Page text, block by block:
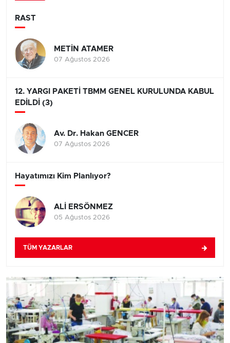
RAST
METİN ATAMER
07 Ağustos 2026
12. YARGI PAKETİ TBMM GENEL KURULUNDA KABUL
EDİLDİ (3)
Av. Dr. Hakan GENCER
07 Ağustos 2026
Hayatımızı Kim Planlıyor?
ALİ ERSÖNMEZ
05 Ağustos 2026
TÜM YAZARLAR